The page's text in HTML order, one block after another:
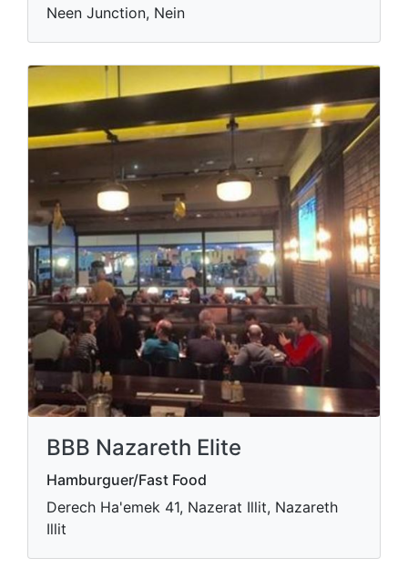
Neen Junction, Nein
BBB Nazareth Elite
Hamburguer/Fast Food
Derech Ha'emek 41, Nazerat Illit, Nazareth
Illit